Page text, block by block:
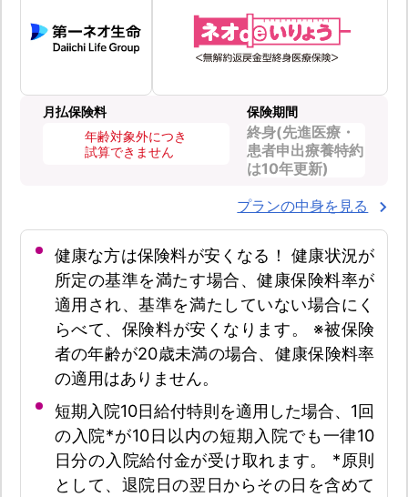
月払保険料
年齢対象外につき
試算できません
保険期間
終身(先進医療・
患者申出療養特約
は10年更新)
プランの中身を見る
健康な方は保険料が安くなる！ 健康状況が
所定の基準を満たす場合、健康保険料率が
適用され、基準を満たしていない場合にく
らべて、保険料が安くなります。 ※被保険
者の年齢が20歳未満の場合、健康保険料率
の適用はありません。
短期入院10日給付特則を適用した場合、1回
の入院*が10日以内の短期入院でも一律10
日分の入院給付金が受け取れます。 *原則
として、退院日の翌日からその日を含めて